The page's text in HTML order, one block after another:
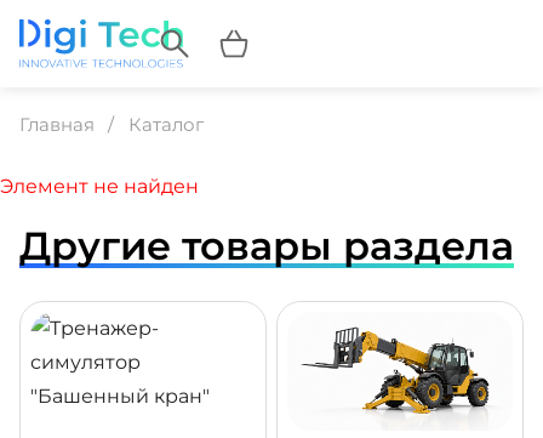
Главная Каталог
Элемент не найден
Другие товары раздела
ПОДРОБНЕЕ